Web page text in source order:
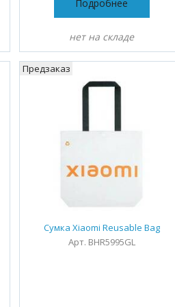
Подробнее
нет на складе
Сумка Xiaomi Reusable Bag
Арт. BHR5995GL
Предзаказ